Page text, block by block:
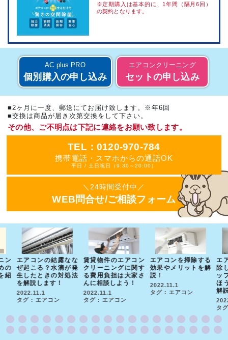
※定期購入は基本的に、1年間（隔月6回）
の契約となります。
AC plus PRO
個別購入の申し込み
エアコンクリーニング
セットの申し込み
■2ヶ月に一度、郵送にてお届け致します。※年6回
■交換は商品が届き次第交換をして下さい。
その他、ご不明点は下記に連絡をお願い致します。
TEL：0120-970-784
携帯電話・スマホからの通話OK
平日 / 土日祝日（9:30～20:00）
＼24時間受付中／
WEB問合せ/ご相談フォーム
ン
の
紹
エアコンの結露なな
ぜ起こる？水滴が発
生したときの対処法
を解説します！
2022.11.1
タグ : エアコン
賃貸物件のエアコン
クリーニングに関す
る費用負担は大家さ
んに相談しよう！
2022.11.1
タグ : エアコン
エアコンを掃除する
効果やメリットを解
説！
2022.11.1
タグ : エアコン
エ
除
ッ
ほ
解
タ